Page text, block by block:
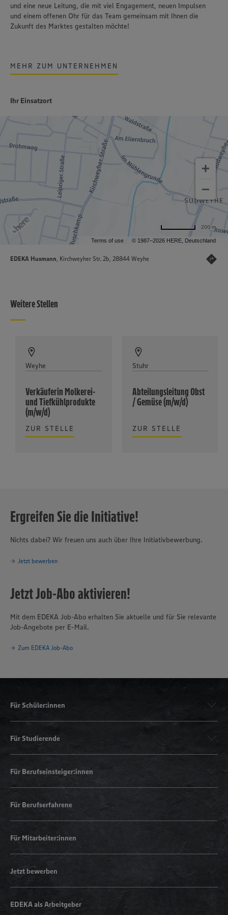
und eine neue Leitung, die mit viel Engagement, neuen Impulsen
und einem offenen Ohr für das Team gemeinsam mit Ihnen die
Zukunft des Marktes gestalten möchte!
MEHR ZUM UNTERNEHMEN
Ihr Einsatzort
Terms of use © 1987–2026 HERE, Deutschland
200 m
EDEKA Husmann, Kirchweyher Str. 2b, 28844 Weyhe
Weitere Stellen
Weyhe
Verkäuferin Molkerei-
und Tiefkühlprodukte
(m/w/d)
ZUR STELLE
Stuhr
Abteilungsleitung Obst
/ Gemüse (m/w/d)
ZUR STELLE
Ergreifen Sie die Initiative!
Nichts dabei? Wir freuen uns auch über Ihre Initiativbewerbung.
Jetzt bewerben
Jetzt Job-Abo aktivieren!
Mit dem EDEKA Job-Abo erhalten Sie aktuelle und für Sie relevante
Job-Angebote per E-Mail.
Zum EDEKA Job-Abo
Für Schüler:innen
Für Studierende
Für Berufseinsteiger:innen
Für Berufserfahrene
Für Mitarbeiter:innen
Jetzt bewerben
EDEKA als Arbeitgeber